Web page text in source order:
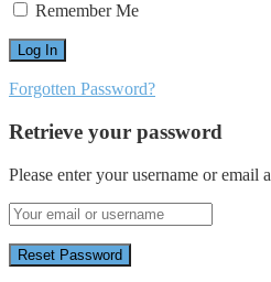
Remember Me
Forgotten Password?
Retrieve your password
Please enter your username or email